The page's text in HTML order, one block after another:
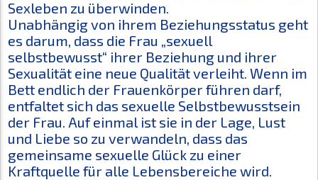
Sexleben zu überwinden.
Unabhängig von ihrem Beziehungsstatus geht
es darum, dass die Frau „sexuell
selbstbewusst“ ihrer Beziehung und ihrer
Sexualität eine neue Qualität verleiht. Wenn im
Bett endlich der Frauenkörper führen darf,
entfaltet sich das sexuelle Selbstbewusstsein
der Frau. Auf einmal ist sie in der Lage, Lust
und Liebe so zu verwandeln, dass das
gemeinsame sexuelle Glück zu einer
Kraftquelle für alle Lebensbereiche wird.